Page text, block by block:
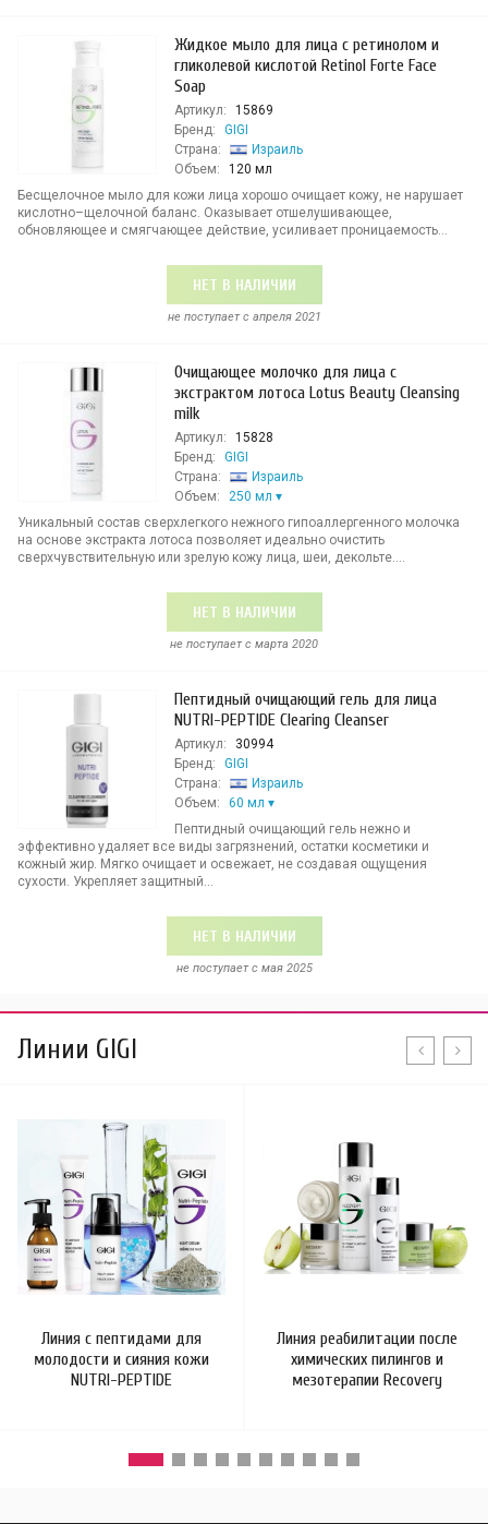
Жидкое мыло для лица с ретинолом и
гликолевой кислотой Retinol Forte Face
Soap
Артикул:
15869
Бренд:
GIGI
Страна:
Израиль
Объем:
120 мл
Бесщелочное мыло для кожи лица хорошо очищает кожу, не нарушает
кислотно–щелочной баланс. Оказывает отшелушивающее,
обновляющее и смягчающее действие, усиливает проницаемость...
НЕТ В НАЛИЧИИ
не поступает c апреля 2021
Очищающее молочко для лица с
экстрактом лотоса Lotus Beauty Cleansing
milk
Артикул:
15828
Бренд:
GIGI
Страна:
Израиль
Объем:
250 мл
Уникальный состав сверхлегкого нежного гипоаллергенного молочка
на основе экстракта лотоса позволяет идеально очистить
сверхчувствительную или зрелую кожу лица, шеи, декольте....
НЕТ В НАЛИЧИИ
не поступает c марта 2020
Пептидный очищающий гель для лица
NUTRI-PEPTIDE Clearing Cleanser
Артикул:
30994
Бренд:
GIGI
Страна:
Израиль
Объем:
60 мл
Пептидный очищающий гель нежно и
эффективно удаляет все виды загрязнений, остатки косметики и
кожный жир. Мягко очищает и освежает, не создавая ощущения
сухости. Укрепляет защитный...
НЕТ В НАЛИЧИИ
не поступает c мая 2025
Линии GIGI
Линия с пептидами для
молодости и сияния кожи
NUTRI-PEPTIDE
Линия реабилитации после
химических пилингов и
мезотерапии Recovery